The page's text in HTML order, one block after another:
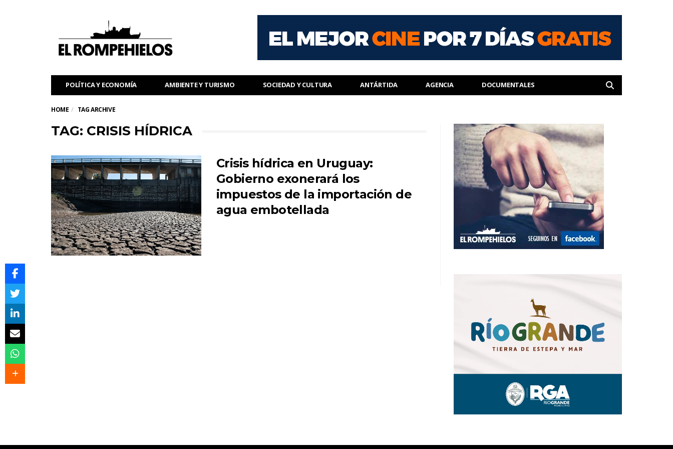
POLÍTICA Y ECONOMÍA AMBIENTE Y TURISMO SOCIEDAD Y CULTURA ANTÁRTIDA AGENCIA DOCUMENTALES
HOME TAG ARCHIVE
TAG: CRISIS HÍDRICA
Crisis hídrica en Uruguay:
Gobierno exonerará los
impuestos de la importación de
agua embotellada